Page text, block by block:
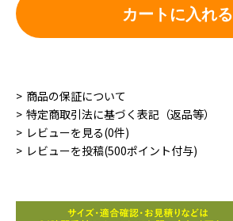
カートに入れる
商品の保証について
特定商取引法に基づく表記（返品等）
レビューを見る(0件)
レビューを投稿(500ポイント付与)